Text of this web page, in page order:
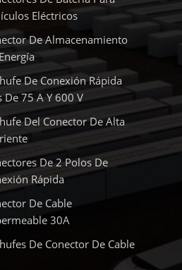
Eléctricos
De Almacenamiento
De Conexión Rápida
De 75 A Y 600 V
Del Conector De Alta
De 2 Polos De
Rápida
De Cable
30A
De Conector De Cable